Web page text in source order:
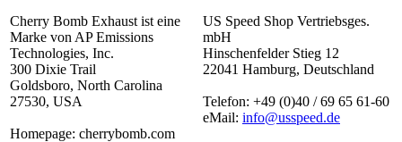
Cherry Bomb Exhaust ist eine
Marke von AP Emissions
Technologies, Inc.
300 Dixie Trail
Goldsboro, North Carolina
27530, USA
Homepage: cherrybomb.com
US Speed Shop Vertriebsges.
mbH
Hinschenfelder Stieg 12
22041 Hamburg, Deutschland
Telefon: +49 (0)40 / 69 65 61-60
eMail: info@usspeed.de